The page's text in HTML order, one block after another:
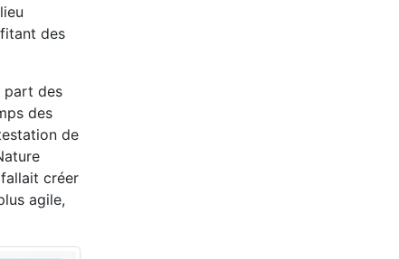
des
part des
des
de
créer
agile,